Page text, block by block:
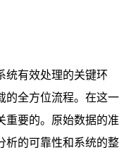
统有效处理的关键环
的全方位流程。在这一
重要的。原始数据的准
析的可靠性和系统的整